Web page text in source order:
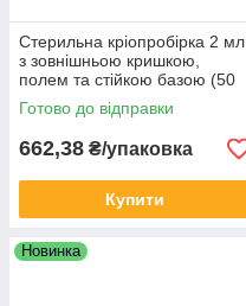
Стерильна кріопробірка 2 мл
з зовнішньою кришкою,
полем та стійкою базою (50
шт / уп)
Готово до відправки
662,38 ₴/упаковка
Купити
Новинка